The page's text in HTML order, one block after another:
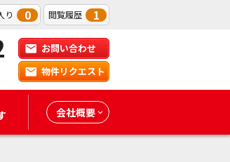
り 0 閲覧履歴 1
お問い合わせ
物件リクエスト
会社概要